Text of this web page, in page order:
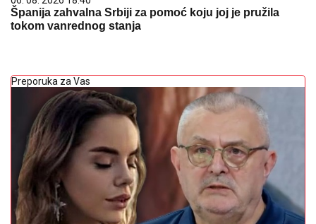
Španija zahvalna Srbiji za pomoć koju joj je pružila
tokom vanrednog stanja
Preporuka za Vas